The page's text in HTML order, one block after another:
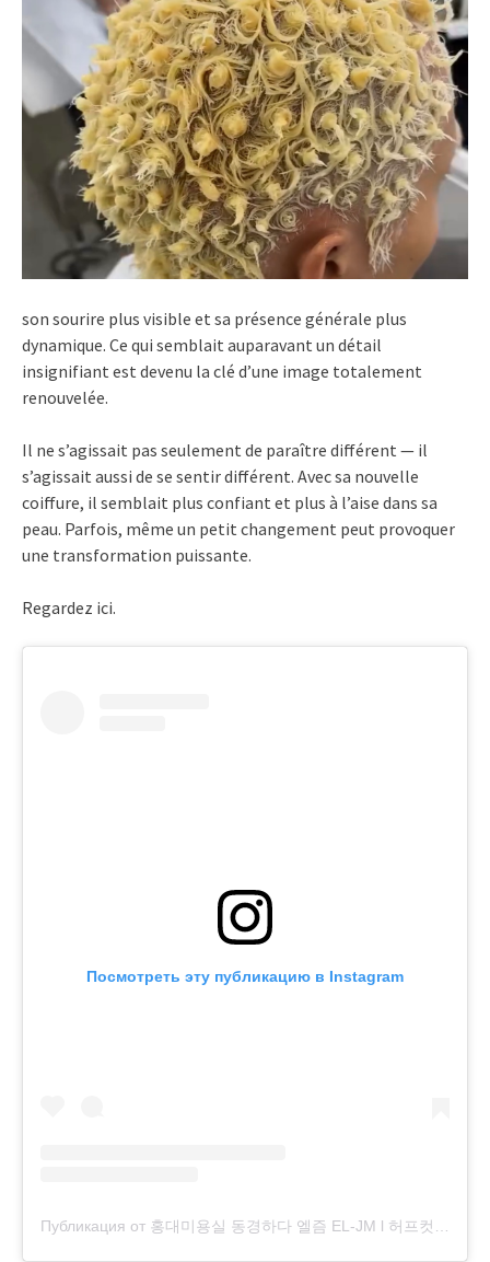
son sourire plus visible et sa présence générale plus
dynamique. Ce qui semblait auparavant un détail
insignifiant est devenu la clé d’une image totalement
renouvelée.
Il ne s’agissait pas seulement de paraître différent — il
s’agissait aussi de se sentir différent. Avec sa nouvelle
coiffure, il semblait plus confiant et plus à l’aise dans sa
peau. Parfois, même un petit changement peut provoquer
une transformation puissante.
Regardez ici.
Посмотреть эту публикацию в Instagram